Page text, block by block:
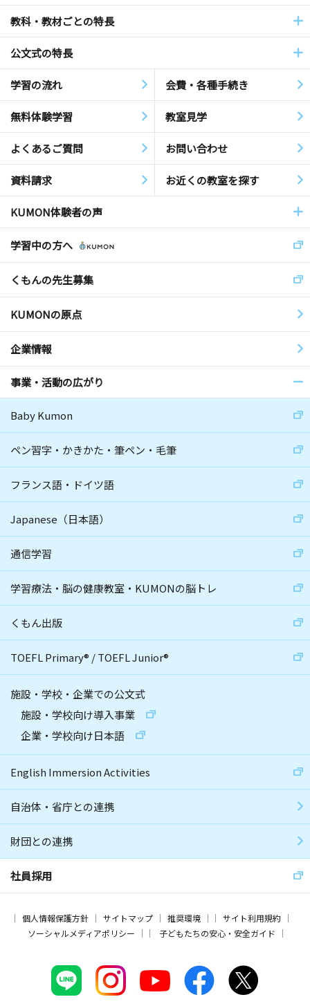
教科・教材ごとの特長
公文式の特長
学習の流れ 会費・各種手続き
無料体験学習 教室見学
よくあるご質問 お問い合わせ
資料請求 お近くの教室を探す
KUMON体験者の声
学習中の方へ
くもんの先生募集
KUMONの原点
企業情報
事業・活動の広がり
Baby Kumon
ペン習字・かきかた・筆ペン・毛筆
フランス語・ドイツ語
Japanese（日本語）
通信学習
学習療法・脳の健康教室・KUMONの脳トレ
くもん出版
TOEFL Primary® /TOEFL Junior®
施設・学校・企業での公文式
施設・学校向け導入事業
企業・学校向け日本語
English Immersion Activities
自治体・省庁との連携
財団との連携
社員採用
個人情報保護方針 サイトマップ 推奨環境
サイト利用規約
ソーシャルメディアポリシー
子どもたちの安心・安全ガイド